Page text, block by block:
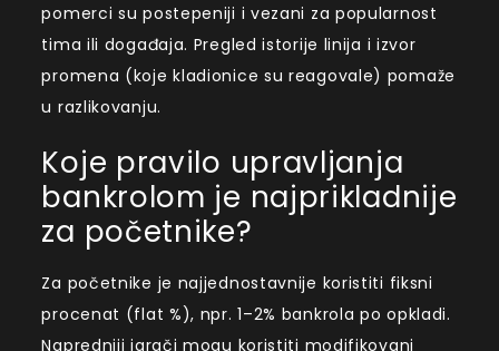
pomerci su postepeniji i vezani za popularnost
tima ili događaja. Pregled istorije linija i izvor
promena (koje kladionice su reagovale) pomaže
u razlikovanju.
Koje pravilo upravljanja
bankrolom je najprikladnije
za početnike?
Za početnike je najjednostavnije koristiti fiksni
procenat (flat %), npr. 1–2% bankrola po opkladi.
Napredniji igrači mogu koristiti modifikovani